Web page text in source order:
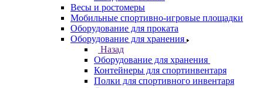
Весы и ростомеры
Мобильные спортивно-игровые площадки
Оборудование для проката
Оборудование для хранения
Назад
Оборудование для хранения
Контейнеры для спортинвентаря
Полки для спортивного инвентаря